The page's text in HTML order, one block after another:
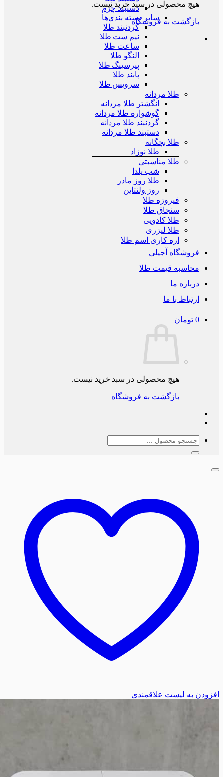
هیچ محصولی در سبد خرید نیست.
بازگشت به فروشگاه
دستبند چرم
سایر دسته بندی‌ها
گردنبند طلا
نیم ست طلا
ساعت طلا
النگو طلا
پیرسینگ طلا
پابند طلا
سرویس طلا
طلا مردانه
انگشتر طلا مردانه
گوشواره طلا مردانه
گردنبند طلا مردانه
دستبند طلا مردانه
طلا بچگانه
طلا نوزاد
طلا مناسبتی
شب یلدا
طلا روز مادر
روز ولنتاین
فیروزه طلا
سنجاق طلا
طلا کادویی
طلا لیزری
اره کاری اسم طلا
فروشگاه آجیلی
محاسبه قیمت طلا
درباره ما
ارتباط با ما
0 تومان
هیچ محصولی در سبد خرید نیست.
بازگشت به فروشگاه
جستجو
به لیست علاقمندی